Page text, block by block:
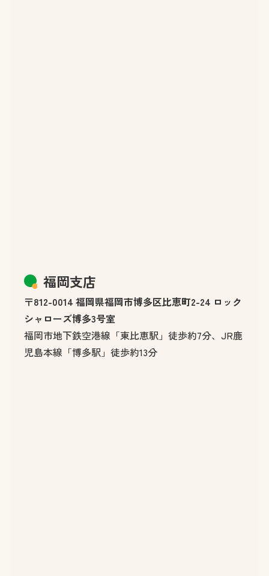
福岡支店
〒812-0014 福岡県福岡市博多区比恵町2-24 ロック
シャローズ博多3号室
福岡市地下鉄空港線「東比恵駅」徒歩約7分、JR鹿
児島本線「博多駅」徒歩約13分